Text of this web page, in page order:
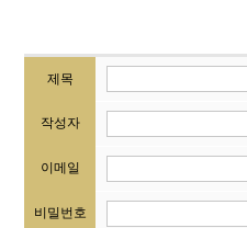
제목
작성자
이메일
비밀번호